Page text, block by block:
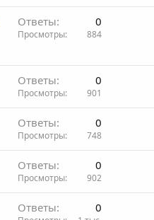
Ответы 0
Просмотры 884
Ответы 0
Просмотры 901
Ответы 0
Просмотры 748
Ответы 0
Просмотры 902
Ответы 0